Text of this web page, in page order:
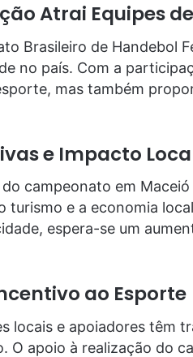
Atrai Equipes
Brasileiro de Handebol
no país. Com a
mas também
e Impacto
do campeonato em
turismo e a economia
espera-se um
ao Esporte
locais e apoiadores têm
O apoio à realização do